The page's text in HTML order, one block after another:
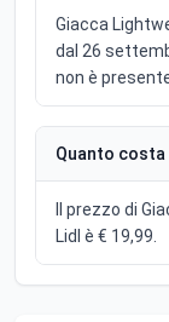
Giacca
dal 26
non è
Quanto costa
Il prezzo di
Lidl è € 19,99.